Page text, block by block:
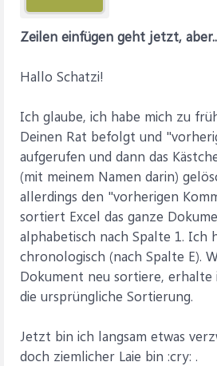
Zeilen einfügen geht jetzt,
Hallo Schatzi!
Ich glaube, ich habe mich zu
Deinen Rat befolgt und
aufgerufen und dann das
(mit meinem Namen darin)
allerdings den "vorherigen
sortiert Excel das ganze
alphabetisch nach Spalte 1. Ich
chronologisch (nach Spalte E).
Dokument neu sortiere, erhalte
die ursprüngliche Sortierung.
Jetzt bin ich langsam etwas
doch ziemlicher Laie bin :cry: .